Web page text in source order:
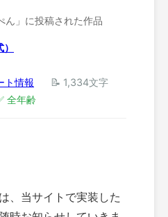
ん」に投稿された作品
ト情報
📝 1,334文字
全年齢
、当サイトで実装した